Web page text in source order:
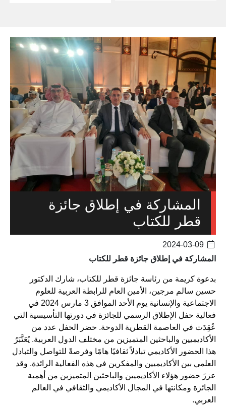
المشاركة في إطلاق جائزة
قطر للكتاب
المشاركة في إطلاق جائزة قطر للكتاب
بدعوة كريمة من رئاسة جائزة قطر للكتاب، شارك الدكتور
حسين سالم مرجين، الأمين العام للرابطة العربية للعلوم
الاجتماعية والإنسانية يوم الأحد الموافق 3 مارس 2024 في
فعالية حفل الإطلاق الرسمي للجائزة في دورتها التأسيسية التي
عُقِدَت في العاصمة القطرية الدوحة. حضر الحفل عدد من
الأكاديميين والباحثين المتميزين من مختلف الدول العربية. يُعَتَّبَرُ
هذا الحضور الأكاديمي تبادلاً ثقافيًا هامًا وفرصةً للتواصل والتبادل
العلمي بين الأكاديميين والمفكرين في هذه الفعالية الرائدة. وقد
عززَ حضور هؤلاء الأكاديميين والباحثين المتميزين من أهمية
الجائزة ومكانتها في المجال الأكاديمي والثقافي في العالم
العربي.